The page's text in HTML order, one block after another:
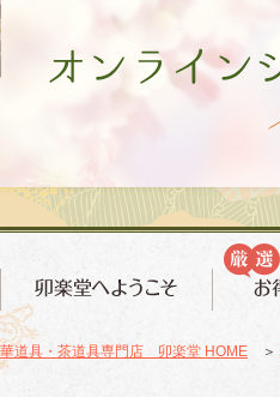
華道具・茶道具専門店 卯楽堂 HOME ＞